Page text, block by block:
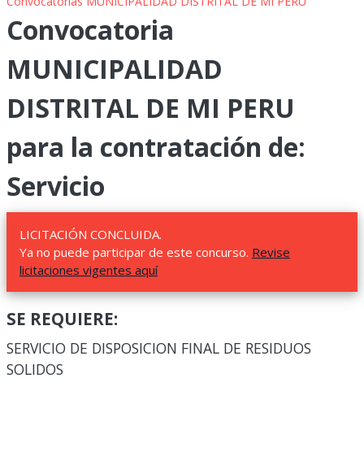
Convocatoria
MUNICIPALIDAD
DISTRITAL DE MI PERU
para la contratación de:
Servicio
LICITACIÓN CONCLUIDA.
Ya no puede participar de este concurso. Revise
licitaciones vigentes aquí
SE REQUIERE:
SERVICIO DE DISPOSICION FINAL DE RESIDUOS
SOLIDOS